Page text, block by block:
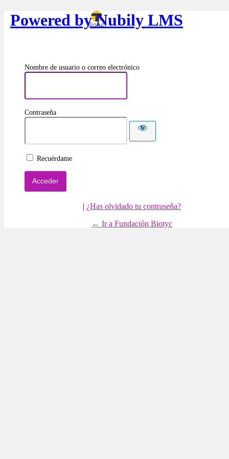
Powered by Nubily LMS
Nombre de usuario o correo electrónico
Contraseña
Recuérdame
| ¿Has olvidado tu contraseña?
← Ir a Fundación Biotyc